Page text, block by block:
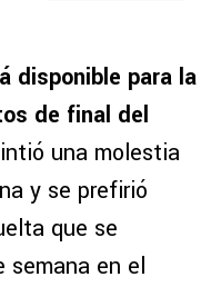
disponible para la
de final del
una molestia
y se prefirió
que se
en el